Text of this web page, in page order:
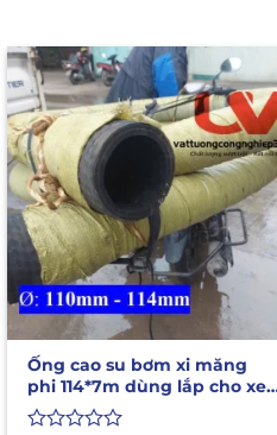
Ống cao su bơm xi măng
phi 114*7m dùng lắp cho xe
bồn